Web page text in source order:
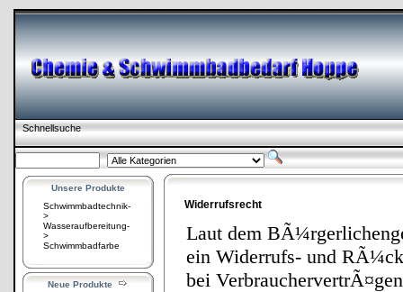
Schnellsuche
Unsere Produkte
Schwimmbadtechnik-
>
Wasseraufbereitung-
>
Schwimmbadfarbe
Neue Produkte
Widerrufsrecht
Laut dem
ein Widerrufs- und
bei VerbrauchervertrÃ¤gen